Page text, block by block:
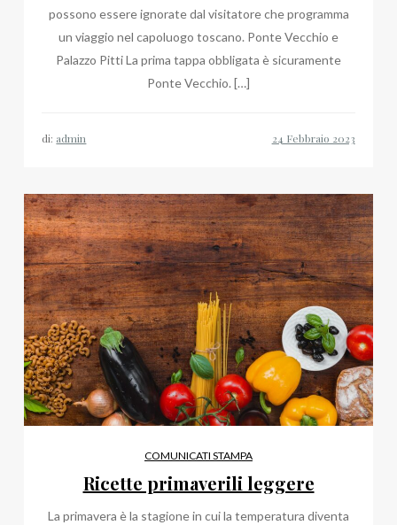
possono essere ignorate dal visitatore che programma
un viaggio nel capoluogo toscano. Ponte Vecchio e
Palazzo Pitti La prima tappa obbligata è sicuramente
Ponte Vecchio. […]
di: admin
COMUNICATI STAMPA
Ricette primaverili leggere
La primavera è la stagione in cui la temperatura diventa